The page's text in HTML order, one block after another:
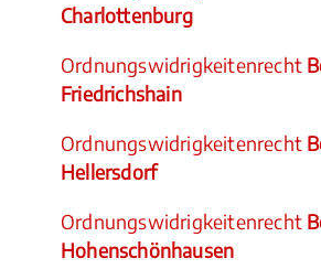
Charlottenburg
Ordnungswidrigkeitenrecht
Friedrichshain
Ordnungswidrigkeitenrecht
Hellersdorf
Ordnungswidrigkeitenrecht
Hohenschönhausen